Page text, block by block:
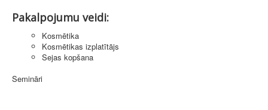
Pakalpojumu veidi:
Kosmētika
Kosmētikas izplatītājs
Sejas kopšana
Semināri